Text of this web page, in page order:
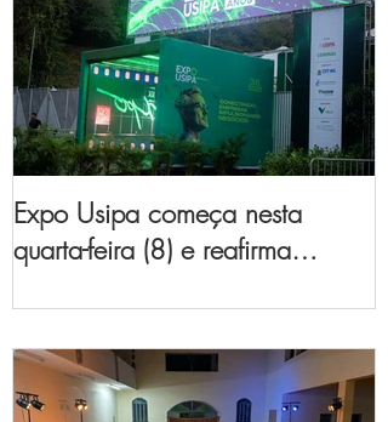
Expo Usipa começa nesta
quarta-feira (8) e reafirma
prestação de serviços de Minas
Gerais